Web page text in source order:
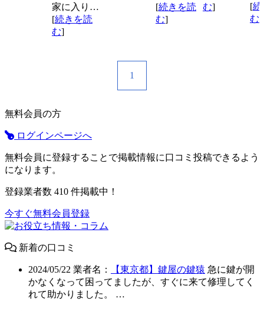
家に入り…
[続きを読
む]
[続きを読
む]
む]
[続
む
1
無料会員の方
ログインページへ
無料会員に登録することで掲載情報に口コミ投稿できるよう
になります。
登録業者数 410 件掲載中！
今すぐ無料会員登録
新着の口コミ
2024/05/22 業者名： 【東京都】鍵屋の鍵猿 急に鍵が開
かなくなって困ってましたが、すぐに来て修理してく
れて助かりました。 …